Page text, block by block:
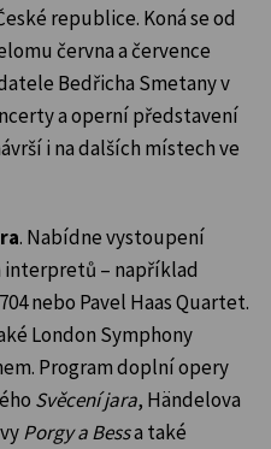
republice. Koná se od
června a července
Bedřicha Smetany v
a operní představení
i na dalších místech ve
. Nabídne vystoupení
interpretů – například
nebo Pavel Haas Quartet.
London Symphony
Program doplní opery
Svěcení jara, Händelova
Porgy a Bessa také